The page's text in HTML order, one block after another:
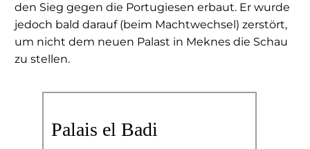
den Sieg gegen die Portugiesen erbaut. Er wurde
jedoch bald darauf (beim Machtwechsel) zerstört,
um nicht dem neuen Palast in Meknes die Schau
zu stellen.
Palais el Badi